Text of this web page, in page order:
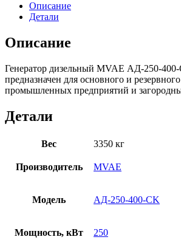
Описание
Детали
Описание
Генератор дизельный MVAE АД-250-
предназначен для основного и
промышленных предприятий и
Детали
Вес 3350 кг
Производитель MVAE
Модель АД-250-400-CK
Мощность, кВт 250